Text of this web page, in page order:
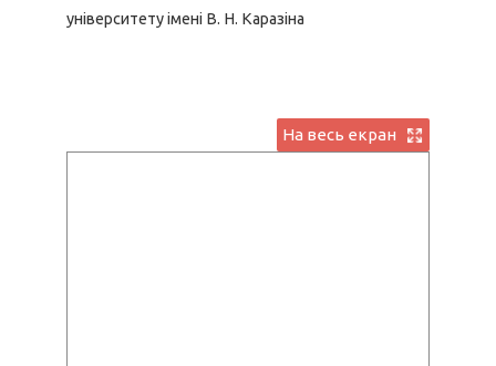
університету імені В. Н. Каразіна
На весь екран